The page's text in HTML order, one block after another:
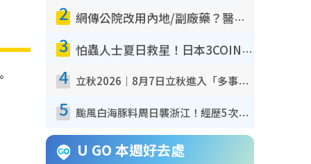
2 網傳公院改用內地/副廠藥？醫生拆解正副廠分別 揭4類人換藥隨時出事
3 怕蟲人士夏日救星！日本3COINS爆紅驅蟲神器$45起 1招「全程免觸碰」輕鬆搞定小強
4 立秋2026｜8月7日立秋進入「多事之秋」 3件事唔做得！專家教6招開運 清枱頭／銀包納氣接好運
5 颱風白海豚料周日襲浙江！經歷5次「眼牆置換」極罕見 成登陸內地最長途颱風
U GO 本週好去處